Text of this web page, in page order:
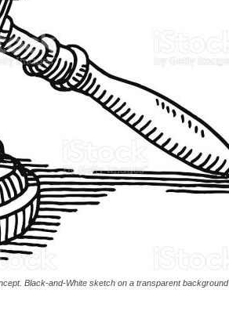
Black-and-White sketch on a transparent background